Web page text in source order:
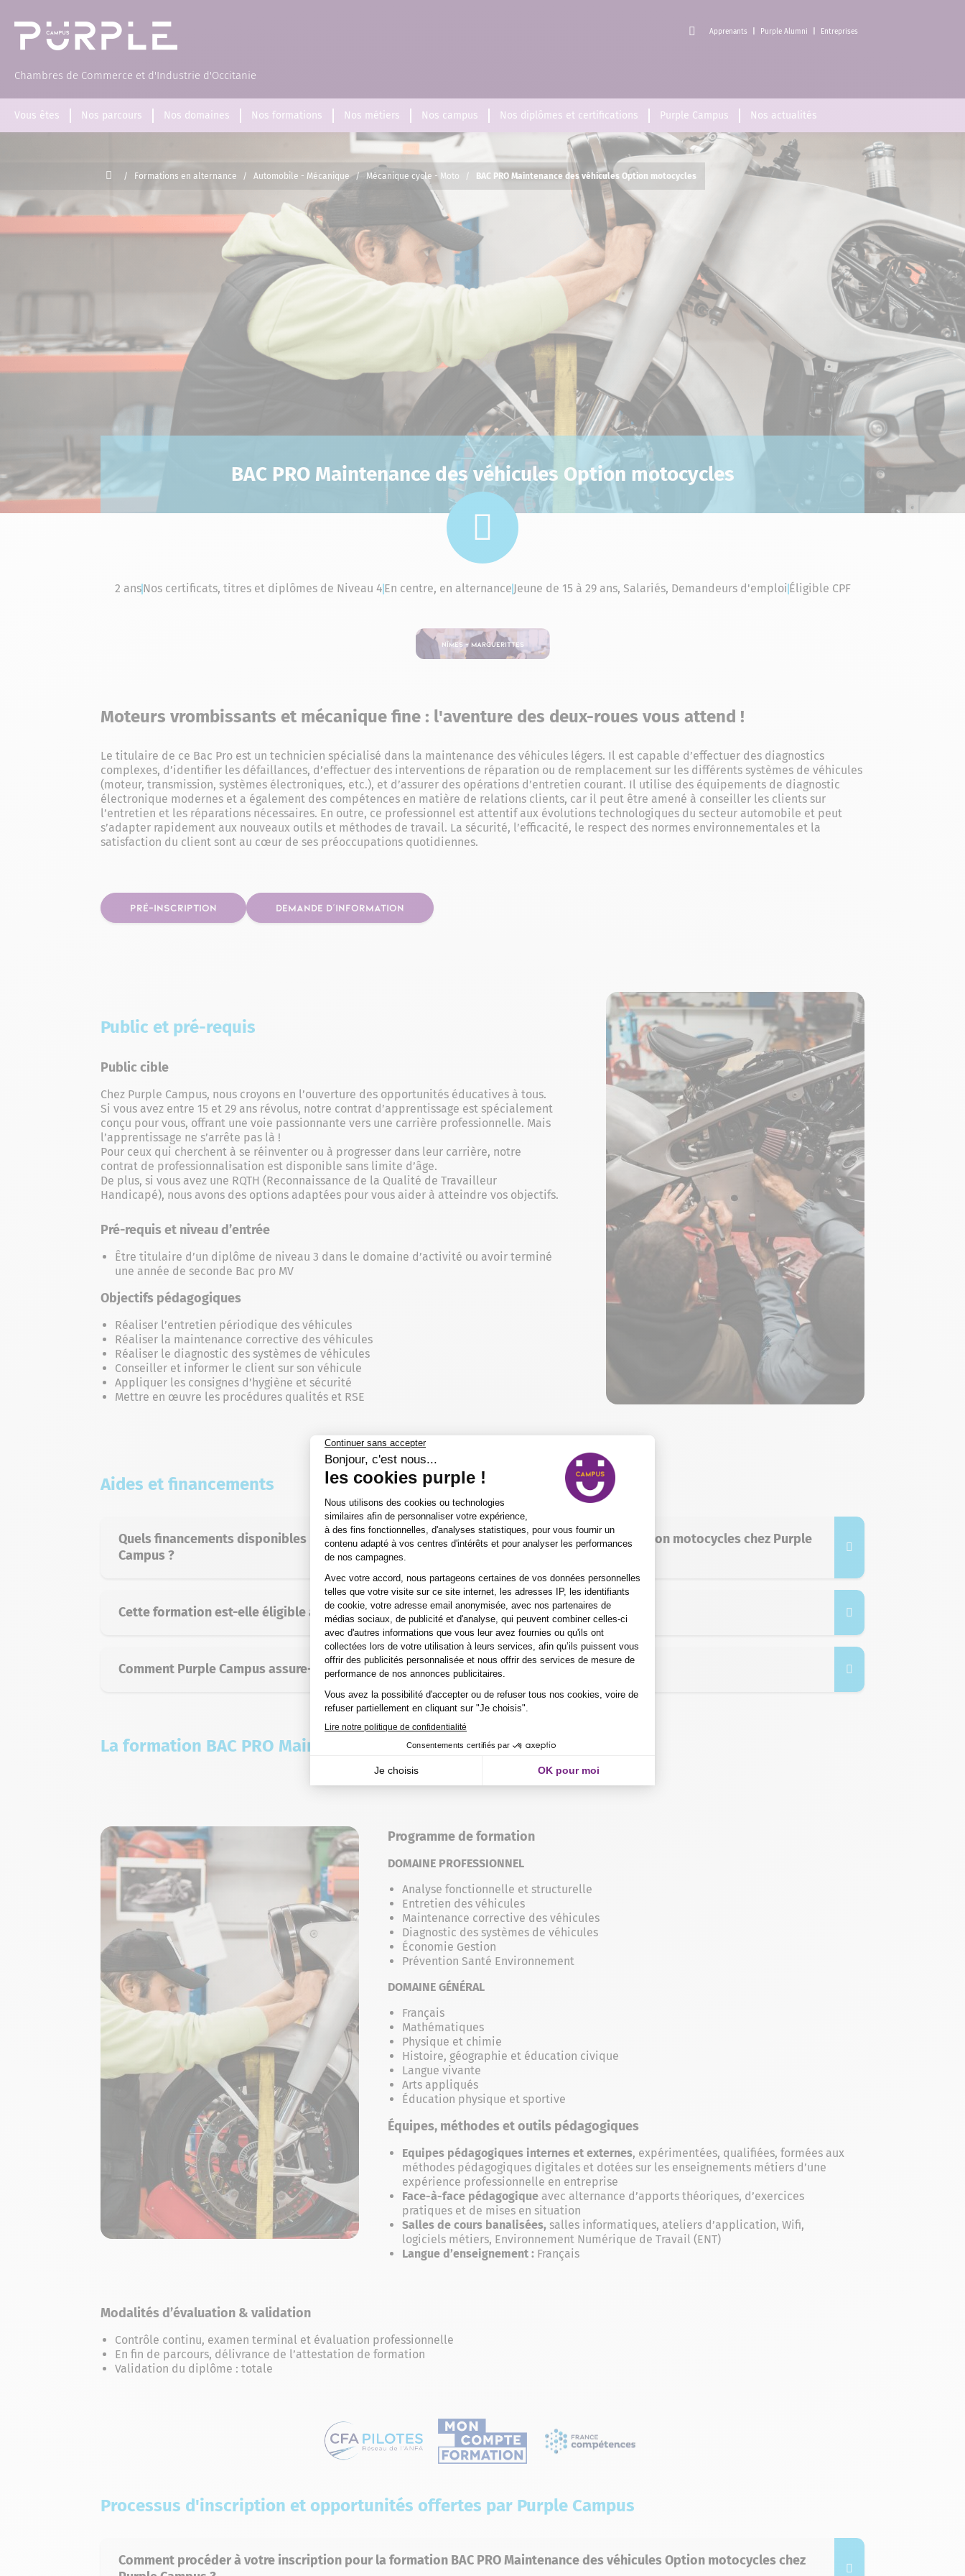
Chambres de Commerce et d'Industrie d'Occitanie
Apprenants Purple Alumni Entreprises
Vous êtes Nos parcours Nos domaines Nos formations Nos métiers Nos campus Nos diplômes et certifications Purple Campus Nos actualités
Accueil
/ Formations en alternance / Automobile - Mécanique / Mécanique cycle - Moto / BAC PRO Maintenance des véhicules Option motocycles
BAC PRO Maintenance des véhicules Option motocycles
2 ansNos certificats, titres et diplômes de Niveau 4En centre, en alternanceJeune de 15 à 29 ans, Salariés, Demandeurs d'emploiÉligible CPF
Nîmes – Marguerittes
Moteurs vrombissants et mécanique fine : l'aventure des deux-roues vous attend !
Le titulaire de ce Bac Pro est un technicien spécialisé dans la maintenance des véhicules légers. Il est capable d’effectuer des diagnostics
complexes, d’identifier les défaillances, d’effectuer des interventions de réparation ou de remplacement sur les différents systèmes de véhicules
(moteur, transmission, systèmes électroniques, etc.), et d’assurer des opérations d’entretien courant. Il utilise des équipements de diagnostic
électronique modernes et a également des compétences en matière de relations clients, car il peut être amené à conseiller les clients sur
l’entretien et les réparations nécessaires. En outre, ce professionnel est attentif aux évolutions technologiques du secteur automobile et peut
s’adapter rapidement aux nouveaux outils et méthodes de travail. La sécurité, l’efficacité, le respect des normes environnementales et la
satisfaction du client sont au cœur de ses préoccupations quotidiennes.
PRÉ-INSCRIPTION DEMANDE D'INFORMATION
Public et pré-requis
Public cible
Chez Purple Campus, nous croyons en l’ouverture des opportunités éducatives à tous.
Si vous avez entre 15 et 29 ans révolus, notre contrat d’apprentissage est spécialement
conçu pour vous, offrant une voie passionnante vers une carrière professionnelle. Mais
l’apprentissage ne s’arrête pas là !
Pour ceux qui cherchent à se réinventer ou à progresser dans leur carrière, notre
contrat de professionnalisation est disponible sans limite d’âge.
De plus, si vous avez une RQTH (Reconnaissance de la Qualité de Travailleur
Handicapé), nous avons des options adaptées pour vous aider à atteindre vos objectifs.
Pré-requis et niveau d’entrée
Être titulaire d’un diplôme de niveau 3 dans le domaine d’activité ou avoir terminé
une année de seconde Bac pro MV
Objectifs pédagogiques
Réaliser l’entretien périodique des véhicules
Réaliser la maintenance corrective des véhicules
Réaliser le diagnostic des systèmes de véhicules
Conseiller et informer le client sur son véhicule
Appliquer les consignes d’hygiène et sécurité
Mettre en œuvre les procédures qualités et RSE
Aides et financements
Quels financements disponibles pour la formation BAC PRO Maintenance des véhicules Option motocycles chez Purple
Campus ?
Cette formation est-elle éligible à la VAE ?
Comment Purple Campus assure-t-il le soutien aux personnes en situation de handicap ?
La formation BAC PRO Maintenance des véhicules Option motocycles
Programme de formation
DOMAINE PROFESSIONNEL
Analyse fonctionnelle et structurelle
Entretien des véhicules
Maintenance corrective des véhicules
Diagnostic des systèmes de véhicules
Économie Gestion
Prévention Santé Environnement
DOMAINE GÉNÉRAL
Français
Mathématiques
Physique et chimie
Histoire, géographie et éducation civique
Langue vivante
Arts appliqués
Éducation physique et sportive
Équipes, méthodes et outils pédagogiques
Equipes pédagogiques internes et externes, expérimentées, qualifiées, formées aux
méthodes pédagogiques digitales et dotées sur les enseignements métiers d’une
expérience professionnelle en entreprise
Face-à-face pédagogique avec alternance d’apports théoriques, d’exercices
pratiques et de mises en situation
Salles de cours banalisées, salles informatiques, ateliers d’application, Wifi,
logiciels métiers, Environnement Numérique de Travail (ENT)
Langue d’enseignement : Français
Modalités d’évaluation & validation
Contrôle continu, examen terminal et évaluation professionnelle
En fin de parcours, délivrance de l’attestation de formation
Validation du diplôme : totale
Processus d'inscription et opportunités offertes par Purple Campus
Comment procéder à votre inscription pour la formation BAC PRO Maintenance des véhicules Option motocycles chez